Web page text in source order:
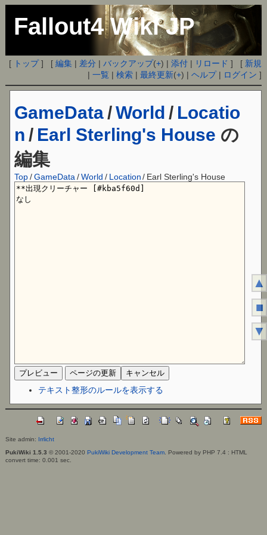
Fallout4 Wiki JP
[ トップ] [編集 | 差分 |バックアップ(+) |添付 | リロード ] [ 新規
|一覧 |検索 |最終更新(+) |ヘルプ| ログイン ]
GameData /World / Locatio
n / Earl Sterling's House の
編集
Top /GameData /World / Location / Earl Sterling's House
テキスト整形のルールを表示する
Site admin: Irrlicht
PukiWiki 1.5.3 © 2001-2020 PukiWiki Development Team. Powered by PHP 7.4 : HTML
convert time: 0.001 sec.
▲
■
▼